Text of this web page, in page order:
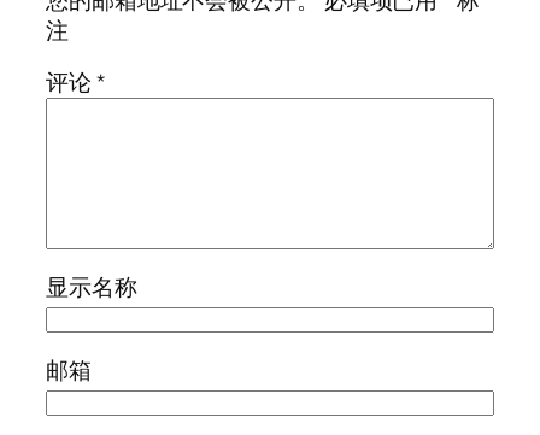
注
评论*
显示名称
邮箱